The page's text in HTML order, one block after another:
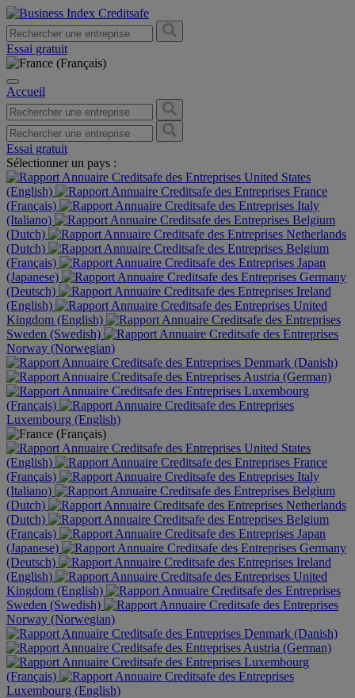
Essai gratuit
Accueil
Essai gratuit
Sélectionner un pays :
United States
(English)
France
(Français)
Italy
(Italiano)
Belgium
(Dutch)
Netherlands
(Dutch)
Belgium
(Français)
Japan
(Japanese)
Germany
(Deutsch)
Ireland
(English)
United
Kingdom (English)
Sweden (Swedish)
Norway (Norwegian)
Denmark (Danish)
Austria (German)
Luxembourg
(Français)
Luxembourg (English)
United States
(English)
France
(Français)
Italy
(Italiano)
Belgium
(Dutch)
Netherlands
(Dutch)
Belgium
(Français)
Japan
(Japanese)
Germany
(Deutsch)
Ireland
(English)
United
Kingdom (English)
Sweden (Swedish)
Norway (Norwegian)
Denmark (Danish)
Austria (German)
Luxembourg
(Français)
Luxembourg (English)